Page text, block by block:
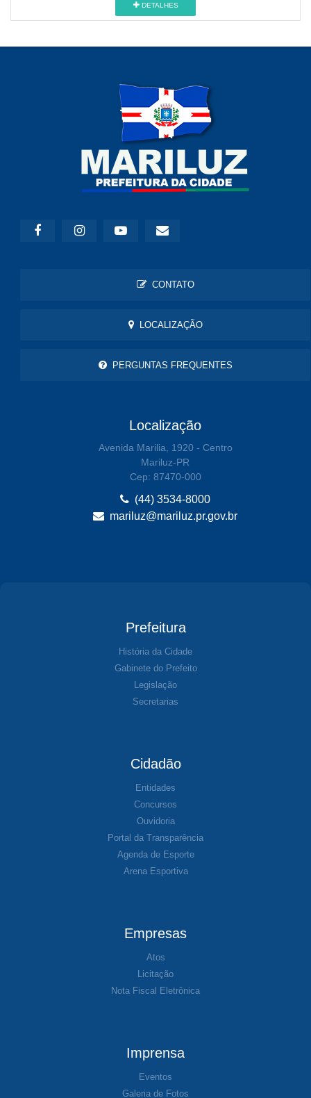
DETALHES
CONTATO
LOCALIZAÇÃO
PERGUNTAS FREQUENTES
Localização
Avenida Marilia, 1920 - Centro
Mariluz-PR
Cep: 87470-000
(44) 3534-8000
mariluz@mariluz.pr.gov.br
Prefeitura
História da Cidade
Gabinete do Prefeito
Legislação
Secretarias
Cidadão
Entidades
Concursos
Ouvidoria
Portal da Transparência
Agenda de Esporte
Arena Esportiva
Empresas
Atos
Licitação
Nota Fiscal Eletrônica
Imprensa
Eventos
Galeria de Fotos